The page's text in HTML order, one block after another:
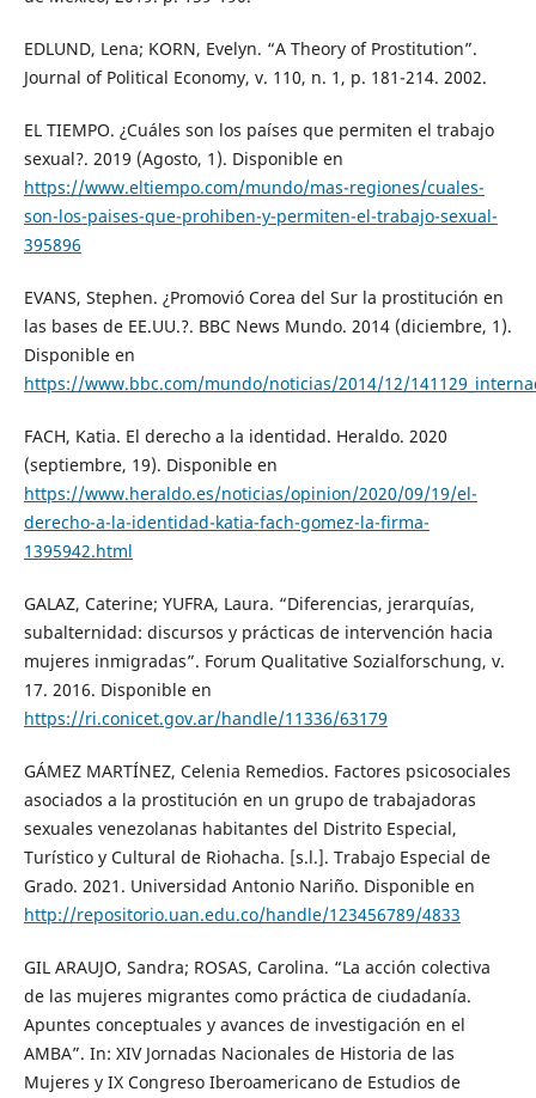
EDLUND, Lena; KORN, Evelyn. “A Theory of Prostitution”.
Journal of Political Economy, v. 110, n. 1, p. 181-214. 2002.
EL TIEMPO. ¿Cuáles son los países que permiten el trabajo
sexual?. 2019 (Agosto, 1). Disponible en
https://www.eltiempo.com/mundo/mas-regiones/cuales-
son-los-paises-que-prohiben-y-permiten-el-trabajo-sexual-
395896
EVANS, Stephen. ¿Promovió Corea del Sur la prostitución en
las bases de EE.UU.?. BBC News Mundo. 2014 (diciembre, 1).
Disponible en
https://www.bbc.com/mundo/noticias/2014/12/
FACH, Katia. El derecho a la identidad. Heraldo. 2020
(septiembre, 19). Disponible en
https://www.heraldo.es/noticias/opinion/2020/09/19/el-
derecho-a-la-identidad-katia-fach-gomez-la-firma-
1395942.html
GALAZ, Caterine; YUFRA, Laura. “Diferencias, jerarquías,
subalternidad: discursos y prácticas de intervención hacia
mujeres inmigradas”. Forum Qualitative Sozialforschung, v.
17. 2016. Disponible en
https://ri.conicet.gov.ar/handle/11336/63179
GÁMEZ MARTÍNEZ, Celenia Remedios. Factores psicosociales
asociados a la prostitución en un grupo de trabajadoras
sexuales venezolanas habitantes del Distrito Especial,
Turístico y Cultural de Riohacha. [s.l.]. Trabajo Especial de
Grado. 2021. Universidad Antonio Nariño. Disponible en
http://repositorio.uan.edu.co/handle/123456789/4833
GIL ARAUJO, Sandra; ROSAS, Carolina. “La acción colectiva
de las mujeres migrantes como práctica de ciudadanía.
Apuntes conceptuales y avances de investigación en el
AMBA”. In: XIV Jornadas Nacionales de Historia de las
Mujeres y IX Congreso Iberoamericano de Estudios de